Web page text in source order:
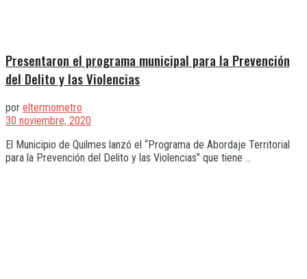
Presentaron el programa municipal para la Prevención
del Delito y las Violencias
por eltermometro
30 noviembre, 2020
El Municipio de Quilmes lanzó el “Programa de Abordaje Territorial
para la Prevención del Delito y las Violencias” que tiene ...